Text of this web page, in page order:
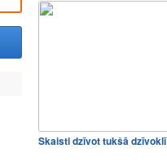
Skaisti dzīvot tukšā dzīvoklī